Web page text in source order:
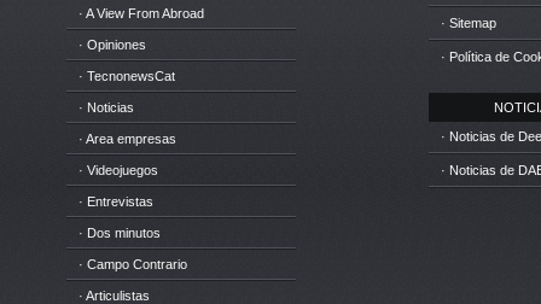
· A View From Abroad
· Opiniones
· TecnonewsCat
· Noticias
· Area empresas
· Videojuegos
· Entrevistas
· Dos minutos
· Campo Contrario
· Articulistas
· Sitemap
· Política de
· Noticias de
· Noticias de